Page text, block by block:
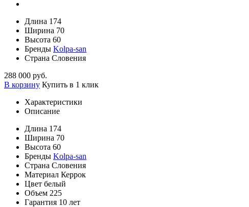
Длина 174
Ширина 70
Высота 60
Бренды Kolpa-san
Страна Словения
288 000 руб.
В корзину Купить в 1 клик
Характеристики
Описание
Длина 174
Ширина 70
Высота 60
Бренды Kolpa-san
Страна Словения
Материал Керрок
Цвет белый
Объем 225
Гарантия 10 лет